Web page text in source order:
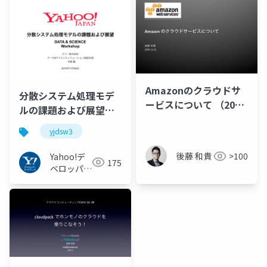
分散システム処理モデ
ルの課題および展望
#yjdsw3yjdsw3
Yahoo!デ
ベロッパー
ク
175
Amazonのクラウドサ
ービスについて （2009
後藤 和貴 >100